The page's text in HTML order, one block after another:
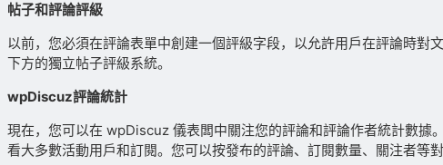
帖子和評論評級
以前，您必須在評論表單中創建一個評級字段，以允許用戶在評論時
下方的獨立帖子評級系統。
wpDiscuz評論統計
現在，您可以在 wpDiscuz 儀表闆中關注您的評論和評論作者統計數
看大多數活動用戶和訂閱。您可以按發布的評論、訂閱數量、關注者等